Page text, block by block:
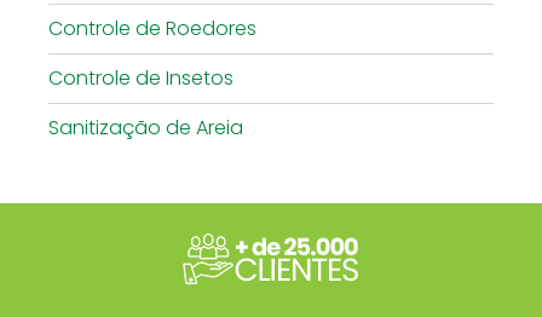
Controle de Roedores
Controle de Insetos
Sanitização de Areia